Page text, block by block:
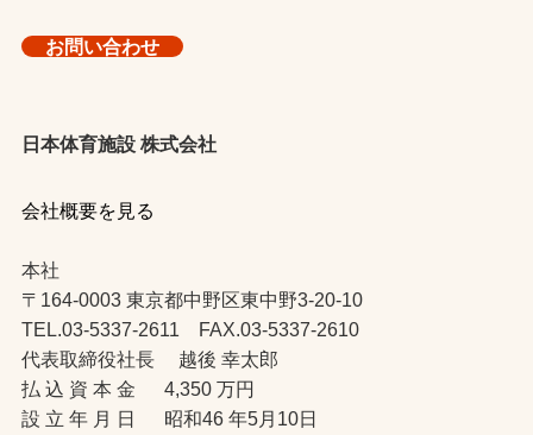
お問い合わせ
日本体育施設 株式会社
会社概要を見る
本社
〒164-0003 東京都中野区東中野3-20-10
TEL.03-5337-2611 FAX.03-5337-2610
代表取締役社長 越後 幸太郎
払 込 資 本 金 4,350 万円
設 立 年 月 日 昭和46 年5月10日